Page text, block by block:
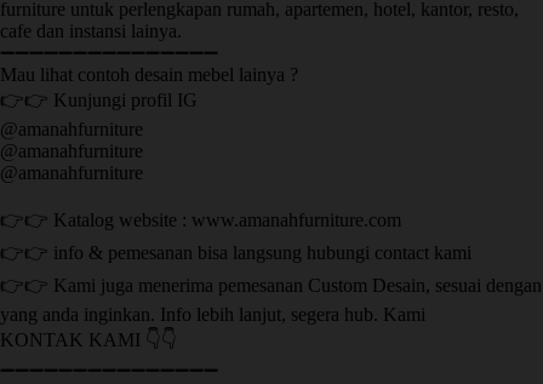
furniture untuk perlengkapan rumah, apartemen, hotel, kantor, resto,
cafe dan instansi lainya.
➖➖➖➖➖➖➖➖➖➖➖➖➖➖➖
Mau lihat contoh desain mebel lainya ?
👉👉 Kunjungi profil IG
@amanahfurniture
@amanahfurniture
@amanahfurniture
👉👉 Katalog website : www.amanahfurniture.com
👉👉 info & pemesanan bisa langsung hubungi contact kami
👉👉 Kami juga menerima pemesanan Custom Desain, sesuai dengan
yang anda inginkan. Info lebih lanjut, segera hub. Kami
KONTAK KAMI 👇👇
➖➖➖➖➖➖➖➖➖➖➖➖➖➖➖ ㅤ